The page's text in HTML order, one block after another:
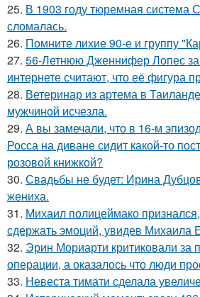
25. В 1903 году тюремная система
сломалась.
26. Помните лихие 90-е и группу
27. 56-Летнюю Дженнифер Лопес
интернете считают, что её фигура
28. Ветеринар из артема в
мужчиной исчезла.
29. А вы замечали, что в 16-м
Росса на диване сидит какой-то
розовой книжкой?
30. Свадьбы не будет: Ирина
жениха.
31. Михаил полицеймако
сдержать эмоций, увидев Михаила
32. Эрин Мориарти критиковали за
операции, а оказалось что люди
33. Невеста тимати сделала